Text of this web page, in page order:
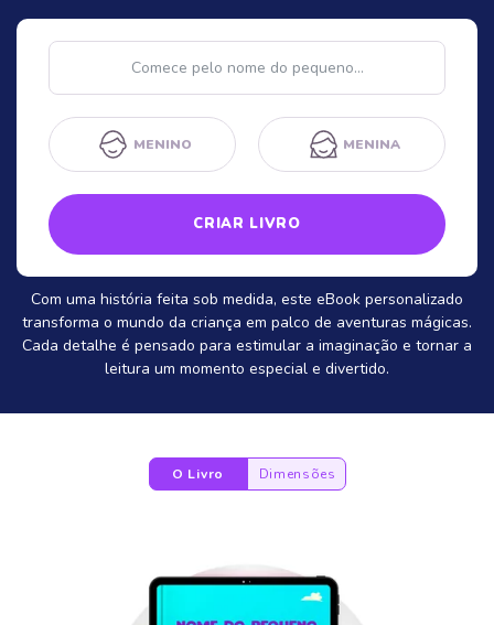
Nome
MENINO MENINA
CRIAR LIVRO
Com uma história feita sob medida, este eBook personalizado
transforma o mundo da criança em palco de aventuras mágicas.
Cada detalhe é pensado para estimular a imaginação e tornar a
leitura um momento especial e divertido.
O Livro Dimensões